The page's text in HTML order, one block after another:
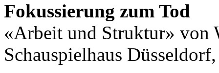
Fokussierung zum Tod
«Arbeit und Struktur» von
Schauspielhaus